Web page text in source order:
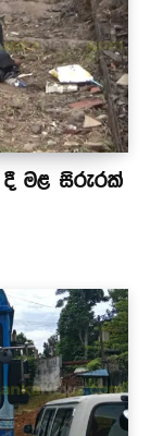
දී මළ සිරුරක්